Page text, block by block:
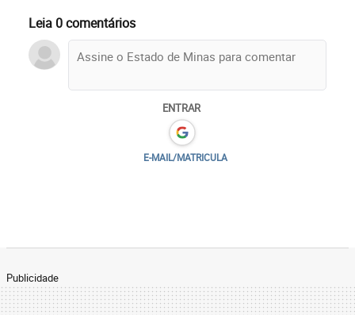
Leia 0 comentários
ENTRAR
E-MAIL/MATRICULA
Publicidade